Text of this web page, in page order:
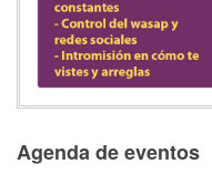
Agenda de eventos